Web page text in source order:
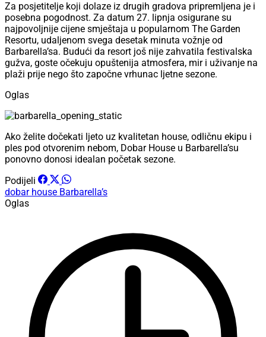
Za posjetitelje koji dolaze iz drugih gradova pripremljena je i
posebna pogodnost. Za datum 27. lipnja osigurane su
najpovoljnije cijene smještaja u popularnom The Garden
Resortu, udaljenom svega desetak minuta vožnje od
Barbarella’sa. Budući da resort još nije zahvatila festivalska
gužva, goste očekuju opuštenija atmosfera, mir i uživanje na
plaži prije nego što započne vrhunac ljetne sezone.
Oglas
Ako želite dočekati ljeto uz kvalitetan house, odličnu ekipu i
ples pod otvorenim nebom, Dobar House u Barbarella’su
ponovno donosi idealan početak sezone.
Podijeli
dobar house Barbarella’s
Oglas